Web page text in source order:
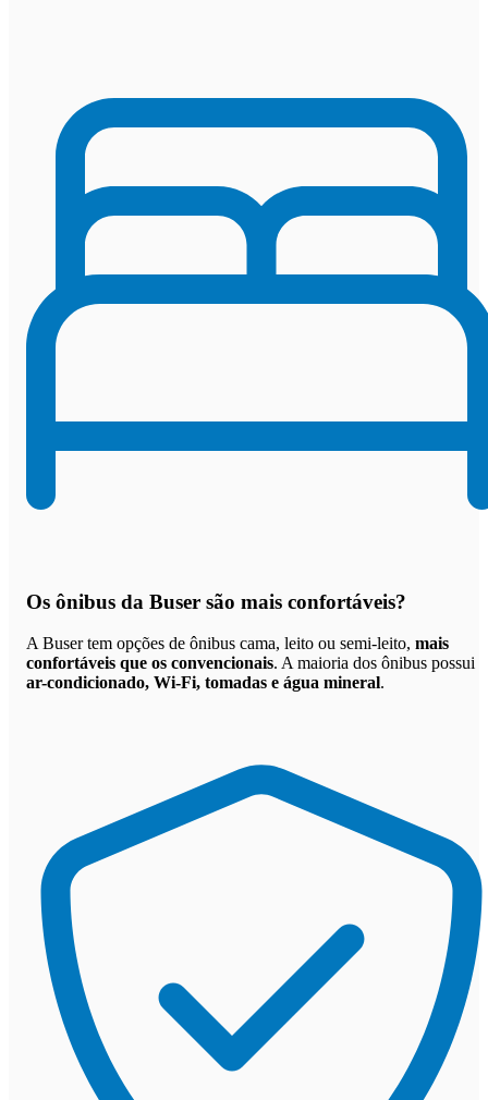
Os ônibus da Buser são mais confortáveis?
A Buser tem opções de ônibus cama, leito ou semi-leito, mais
confortáveis que os convencionais. A maioria dos ônibus possui
ar-condicionado, Wi-Fi, tomadas e água mineral.